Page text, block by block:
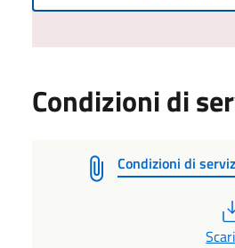
Condizioni di
Condizioni di